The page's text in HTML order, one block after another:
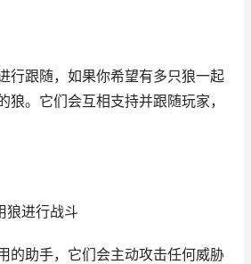
行跟随，如果你希望有多只狼一起
狼。它们会互相支持并跟随玩家，
狼进行战斗
的助手，它们会主动攻击任何威胁